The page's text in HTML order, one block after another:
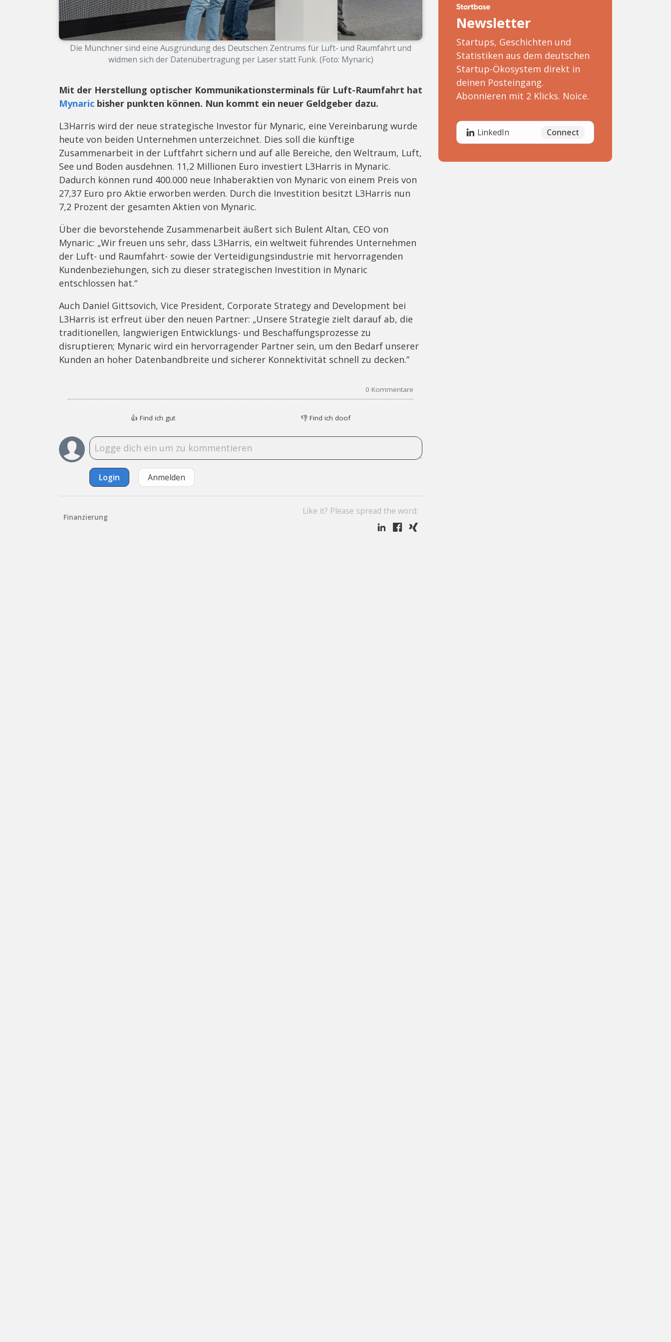
Die Münchner sind eine Ausgründung des Deutschen Zentrums für Luft- und Raumfahrt und
widmen sich der Datenübertragung per Laser statt Funk. (Foto: Mynaric)
Mit der Herstellung optischer Kommunikationsterminals für Luft-Raumfahrt hat
Mynaric bisher punkten können. Nun kommt ein neuer Geldgeber dazu.
L3Harris wird der neue strategische Investor für Mynaric, eine Vereinbarung wurde
heute von beiden Unternehmen unterzeichnet. Dies soll die künftige
Zusammenarbeit in der Luftfahrt sichern und auf alle Bereiche, den Weltraum, Luft,
See und Boden ausdehnen. 11,2 Millionen Euro investiert L3Harris in Mynaric.
Dadurch können rund 400.000 neue Inhaberaktien von Mynaric von einem Preis von
27,37 Euro pro Aktie erworben werden. Durch die Investition besitzt L3Harris nun
7,2 Prozent der gesamten Aktien von Mynaric.
Über die bevorstehende Zusammenarbeit äußert sich Bulent Altan, CEO von
Mynaric: „Wir freuen uns sehr, dass L3Harris, ein weltweit führendes Unternehmen
der Luft- und Raumfahrt- sowie der Verteidigungsindustrie mit hervorragenden
Kundenbeziehungen, sich zu dieser strategischen Investition in Mynaric
entschlossen hat.“
Auch Daniel Gittsovich, Vice President, Corporate Strategy and Development bei
L3Harris ist erfreut über den neuen Partner: „Unsere Strategie zielt darauf ab, die
traditionellen, langwierigen Entwicklungs- und Beschaffungsprozesse zu
disruptieren; Mynaric wird ein hervorragender Partner sein, um den Bedarf unserer
Kunden an hoher Datenbandbreite und sicherer Konnektivität schnell zu decken.”
0 Kommentare
👍 Find ich gut 👎 Find ich doof
Login Anmelden
Finanzierung
Like it? Please spread the word:
Newsletter
Startups, Geschichten und
Statistiken aus dem deutschen
Startup-Ökosystem direkt in
deinen Posteingang.
Abonnieren mit 2 Klicks. Noice.
LinkedIn Connect